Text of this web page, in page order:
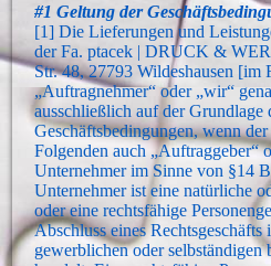
#1 Geltung der
[1] Die Lieferungen und
der Fa. ptacek | DRUCK &
Str. 48, 27793 Wildeshausen [im
„Auftragnehmer“ oder „wir“
ausschließlich auf der Grundlage
Geschäftsbedingungen, wenn
Folgenden auch „Auftraggeber“
Unternehmer im Sinne von §14
Unternehmer ist eine natürliche
oder eine rechtsfähige
Abschluss eines
gewerblichen oder